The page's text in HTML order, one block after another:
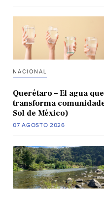
NACIONAL
Querétaro – El agua que
transforma
Sol de México)
07 AGOSTO 2026